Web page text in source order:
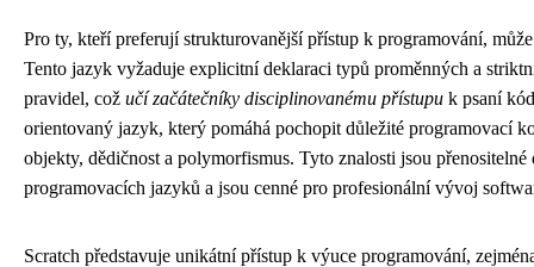
Pro ty, kteří preferují strukturovanější přístup k programování,
Tento jazyk vyžaduje explicitní deklaraci typů proměnných a
pravidel, což učí začátečníky disciplinovanému přístupu k psaní
orientovaný jazyk, který pomáhá pochopit důležité programovací
objekty, dědičnost a polymorfismus. Tyto znalosti jsou přenositelné
programovacích jazyků a jsou cenné pro profesionální vývoj
Scratch představuje unikátní přístup k výuce programování,